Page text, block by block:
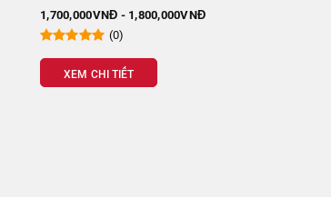
1.570.000
1.505.000
1,700,000VNĐ - 1,800,000VNĐ
(0)
XEM CHI TIẾT